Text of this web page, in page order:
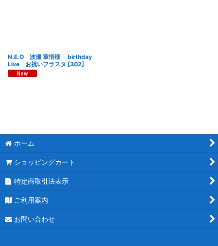
N.E.O 波瀬 章悟様 birthday
Live お祝いフラスタ [302]
ホーム
ショッピングカート
特定商取引法表示
ご利用案内
お問い合わせ